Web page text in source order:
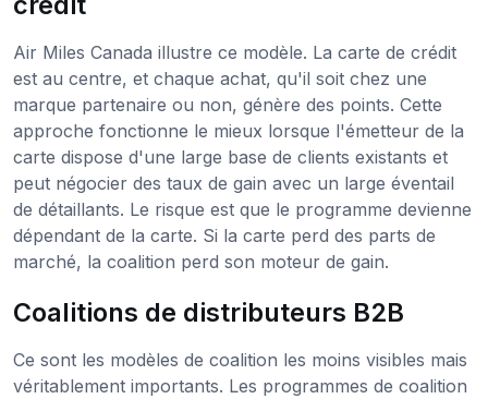
Air Miles Canada illustre ce modèle. La carte de crédit
est au centre, et chaque achat, qu'il soit chez une
marque partenaire ou non, génère des points. Cette
approche fonctionne le mieux lorsque l'émetteur de la
carte dispose d'une large base de clients existants et
peut négocier des taux de gain avec un large éventail
de détaillants. Le risque est que le programme devienne
dépendant de la carte. Si la carte perd des parts de
marché, la coalition perd son moteur de gain.
Coalitions de distributeurs B2B
Ce sont les modèles de coalition les moins visibles mais
véritablement importants. Les programmes de coalition